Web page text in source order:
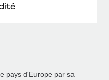
pays d'Europe par sa